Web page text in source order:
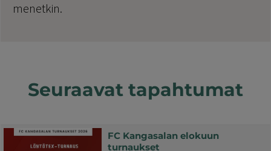
menetkin.
Seuraavat tapahtumat
FC Kangasalan elokuun
turnaukset